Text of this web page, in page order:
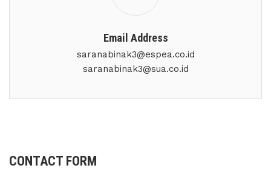
Email Address
saranabinak3@espea.co.id
saranabinak3@sua.co.id
CONTACT FORM